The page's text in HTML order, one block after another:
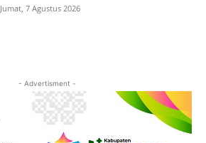
Jumat, 7 Agustus 2026
- Advertisment -